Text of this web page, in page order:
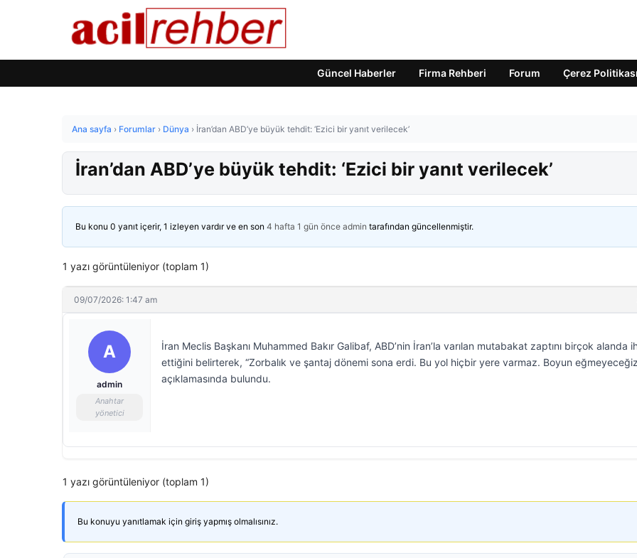
Güncel Haberler Firma Rehberi Forum Çerez Politikası
Ana sayfa › Forumlar › Dünya › İran’dan ABD’ye büyük tehdit: ‘Ezici bir yanıt verilecek’
İran’dan ABD’ye büyük tehdit: ‘Ezici bir yanıt verilecek’
Bu konu 0 yanıt içerir, 1 izleyen vardır ve en son 4 hafta 1 gün önce admin tarafından güncellenmiştir.
1 yazı görüntüleniyor (toplam 1)
09/07/2026: 1:47 am
A
admin
Anahtar
yönetici
İran Meclis Başkanı Muhammed Bakır Galibaf, ABD’nin İran’la varılan mutabakat zaptını birçok alanda
ettiğini belirterek, “Zorbalık ve şantaj dönemi sona erdi. Bu yol hiçbir yere varmaz. Boyun
açıklamasında bulundu.
1 yazı görüntüleniyor (toplam 1)
Bu konuyu yanıtlamak için giriş yapmış olmalısınız.